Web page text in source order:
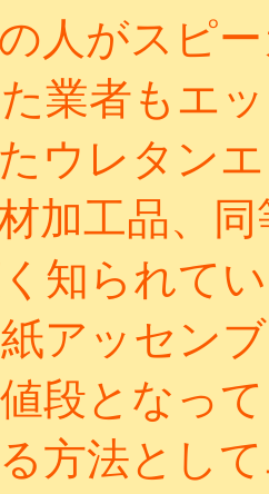
人がスピ
業者もエ
ウレタン
加工品、
知られて
アッセン
段となっ
方法とし